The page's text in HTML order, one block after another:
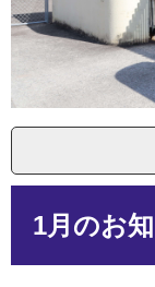
1月のお